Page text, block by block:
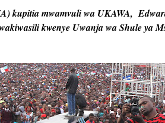
kupitia mwamvuli wa UKAWA,
kwenye Uwanja wa Shule ya